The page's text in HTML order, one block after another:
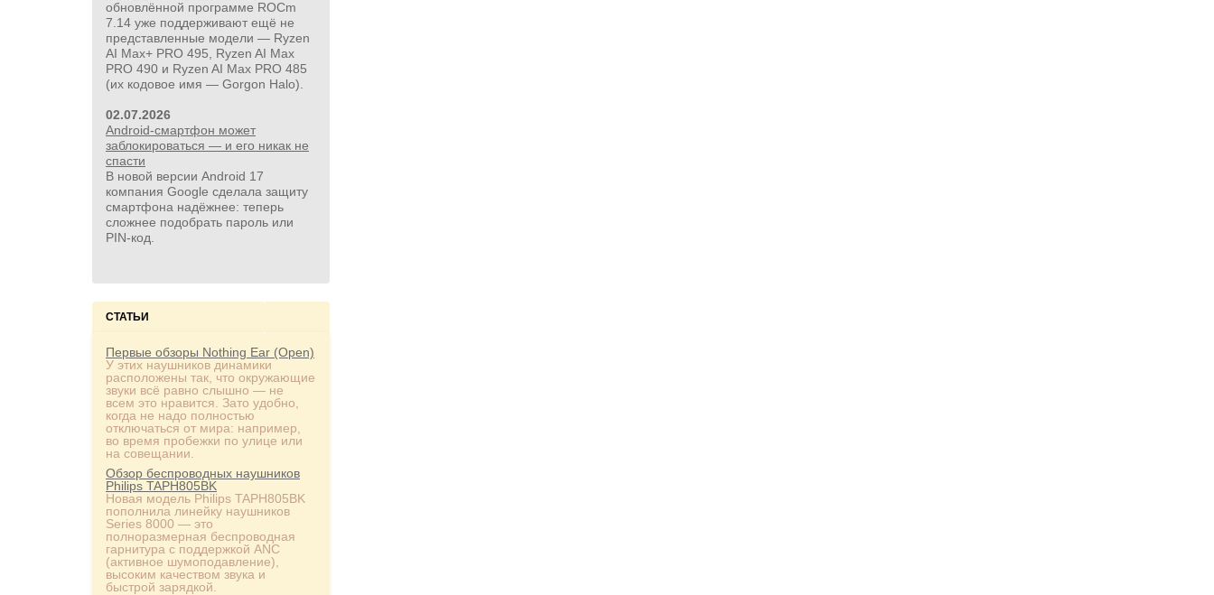
обновлённой программе ROCm
7.14 уже поддерживают ещё не
представленные модели — Ryzen
AI Max+ PRO 495, Ryzen AI Max
PRO 490 и Ryzen AI Max PRO 485
(их кодовое имя — Gorgon Halo).
02.07.2026
Android-смартфон может
заблокироваться — и его никак не
спасти
В новой версии Android 17
компания Google сделала защиту
смартфона надёжнее: теперь
сложнее подобрать пароль или
PIN‑код.
СТАТЬИ
Первые обзоры Nothing Ear (Open)
У этих наушников динамики
расположены так, что окружающие
звуки всё равно слышно — не
всем это нравится. Зато удобно,
когда не надо полностью
отключаться от мира: например,
во время пробежки по улице или
на совещании.
Обзор беспроводных наушников
Philips TAPH805BK
Новая модель Philips TAPH805BK
пополнила линейку наушников
Series 8000 — это
полноразмерная беспроводная
гарнитура с поддержкой ANC
(активное шумоподавление),
высоким качеством звука и
быстрой зарядкой.